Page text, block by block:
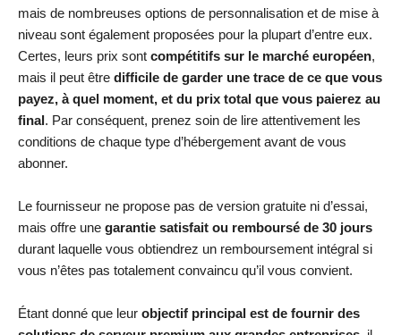
mais de nombreuses options de personnalisation et de mise à
niveau sont également proposées pour la plupart d’entre eux.
Certes, leurs prix sont compétitifs sur le marché européen,
mais il peut être difficile de garder une trace de ce que vous
payez, à quel moment, et du prix total que vous paierez au
final. Par conséquent, prenez soin de lire attentivement les
conditions de chaque type d’hébergement avant de vous
abonner.
Le fournisseur ne propose pas de version gratuite ni d’essai,
mais offre une garantie satisfait ou remboursé de 30 jours
durant laquelle vous obtiendrez un remboursement intégral si
vous n’êtes pas totalement convaincu qu’il vous convient.
Étant donné que leur objectif principal est de fournir des